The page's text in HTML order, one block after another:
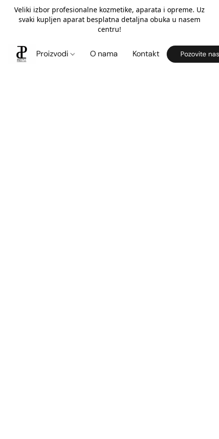
Veliki izbor profesionalne kozmetike, aparata i opreme. Uz
svaki kupljen aparat besplatna detaljna obuka u nasem
centru!
Proizvodi O nama Kontakt Pozovite